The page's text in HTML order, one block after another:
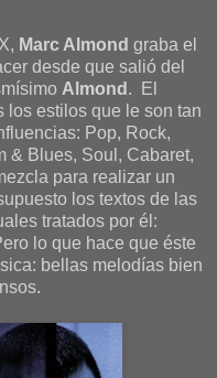
Marc Almond graba el
desde que salió del
Almond . El
los estilos que le son tan
Pop, Rock,
& Blues, Soul, Cabaret,
para realizar un
los textos de las
tratados por él:
lo que hace que éste
bellas melodías bien